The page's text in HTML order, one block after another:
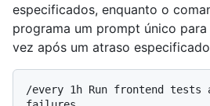
especificados, enquanto o
programa um prompt único
vez após um atraso
/every 1h Run frontend tests